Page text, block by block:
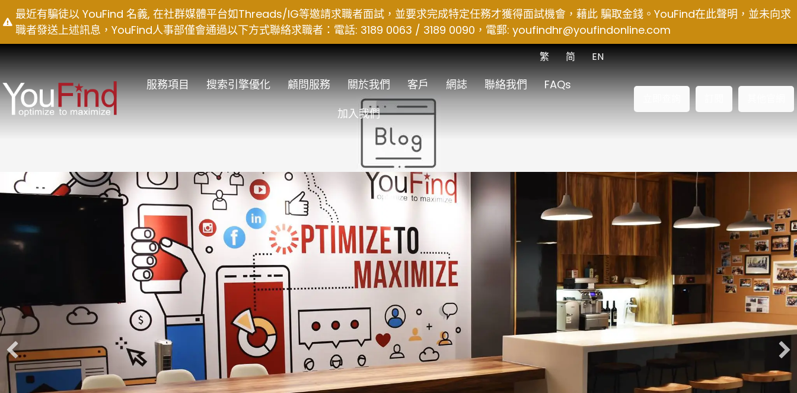
to
最近有騙徒以 YouFind 名義, 在社群媒體平台如Threads/IG等邀請求職者面試，並要求完成特定任務才獲得面試機會，藉此 騙取金錢。YouFind在此聲明，並未向求
職者發送上述訊息，YouFind人事部僅會通過以下方式聯絡求職者：電話: 3189 0063 / 3189 0090，電郵: youfindhr@youfindonline.com
EN
简
繁
服務項目 搜索引擎優化 顧問服務 關於我們 客戶 網誌 聯絡我們
FAQs
加入我們